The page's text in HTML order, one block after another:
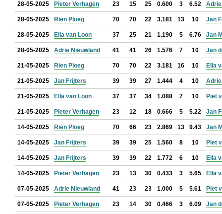
28-05-2025 Pieter Verhagen 23 15 25 0.600 3 6.52
28-05-2025 Rien Ploeg 70 70 22 3.181 13 10 Jan
28-05-2025 Ella van Loon 37 25 21 1.190 5 6.76 Jan
28-05-2025 Adrie Nieuwland 41 41 26 1.576 7 10 Jan
21-05-2025 Rien Ploeg 70 70 22 3.181 16 10 Ella
21-05-2025 Jan Frijters 39 39 27 1.444 4 10
21-05-2025 Ella van Loon 37 37 34 1.088 7 10 Piet
21-05-2025 Pieter Verhagen 23 12 18 0.666 5 5.22 Jan
14-05-2025 Rien Ploeg 70 66 23 2.869 13 9.43 Jan
14-05-2025 Jan Frijters 39 39 25 1.560 8 10 Piet
14-05-2025 Jan Frijters 39 39 22 1.772 6 10 Ella
14-05-2025 Pieter Verhagen 23 13 30 0.433 3 5.65 Ella
07-05-2025 Adrie Nieuwland 41 23 23 1.000 5 5.61 Piet
07-05-2025 Pieter Verhagen 23 14 30 0.466 3 6.09 Jan